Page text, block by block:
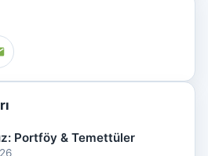
Portföy & Temettüler